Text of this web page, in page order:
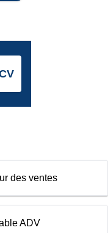
des ventes
ADV